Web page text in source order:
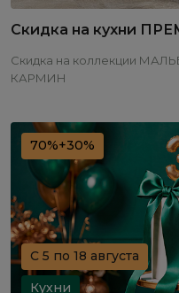
Скидка на кухни
Скидка на коллекции
КАРМИН
С 5 по 18 августа
70%+30%
Кухни